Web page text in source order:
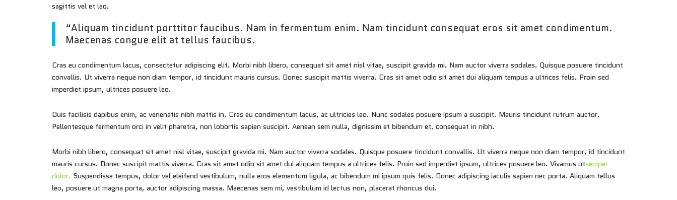
sagittis vel et leo.
“Aliquam tincidunt porttitor faucibus. Nam in fermentum enim. Nam tincidunt consequat eros sit amet condimentum.
Maecenas congue elit at tellus faucibus.
Cras eu condimentum lacus, consectetur adipiscing elit. Morbi nibh libero, consequat sit amet nisl vitae, suscipit gravida mi. Nam auctor viverra sodales. Quisque posuere tincidunt
convallis. Ut viverra neque non diam tempor, id tincidunt mauris cursus. Donec suscipit mattis viverra. Cras sit amet odio sit amet dui aliquam tempus a ultrices felis. Proin sed
imperdiet ipsum, ultrices posuere leo.
Duis facilisis dapibus enim, ac venenatis nibh mattis in. Cras eu condimentum lacus, ac ultricies leo. Nunc sodales posuere ipsum a suscipit. Mauris tincidunt rutrum auctor.
Pellentesque fermentum orci in velit pharetra, non lobortis sapien suscipit. Aenean sem nulla, dignissim et bibendum et, consequat in nibh.
Morbi nibh libero, consequat sit amet nisl vitae, suscipit gravida mi. Nam auctor viverra sodales. Quisque posuere tincidunt convallis. Ut viverra neque non diam tempor, id tincidunt
mauris cursus. Donec suscipit mattis viverra. Cras sit amet odio sit amet dui aliquam tempus a ultrices felis. Proin sed imperdiet ipsum, ultrices posuere leo. Vivamus utsemper
dolor. Suspendisse tempus, dolor vel eleifend vestibulum, nulla eros elementum ligula, ac bibendum mi ipsum quis felis. Donec adipiscing iaculis sapien nec porta. Aliquam tellus
leo, posuere ut magna porta, auctor adipiscing massa. Maecenas sem mi, vestibulum id lectus non, placerat rhoncus dui.